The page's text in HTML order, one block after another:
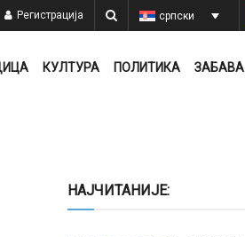
Регистрација српски
КУЛТУРА ПОЛИТИКА ЗАБАВА
НАЈЧИТАНИЈЕ: